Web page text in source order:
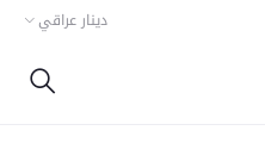
دينار عراقي